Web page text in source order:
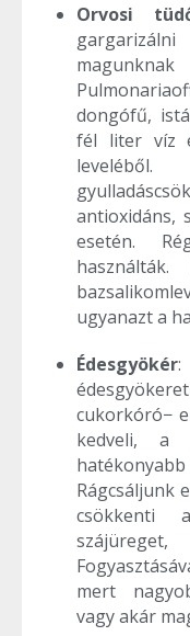
Orvosi
dongófű,
fél liter víz
antioxidáns,
esetén.
ugyanazt a
Édesgyökér
cukorkóró−
kedveli, a
Rágcsáljunk
csökkenti
mert
vagy akár